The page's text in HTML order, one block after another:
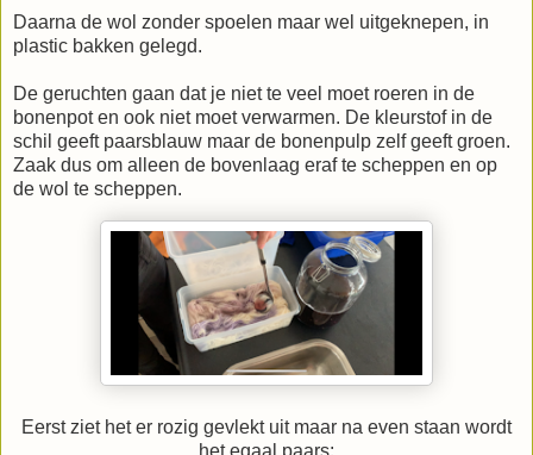
Daarna de wol zonder spoelen maar wel uitgeknepen, in
plastic bakken gelegd.
De geruchten gaan dat je niet te veel moet roeren in de
bonenpot en ook niet moet verwarmen. De kleurstof in de
schil geeft paarsblauw maar de bonenpulp zelf geeft groen.
Zaak dus om alleen de bovenlaag eraf te scheppen en op
de wol te scheppen.
Eerst ziet het er rozig gevlekt uit maar na even staan wordt
het egaal paars: